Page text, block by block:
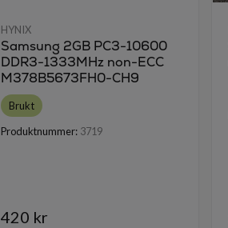
HYNIX
Samsung 2GB PC3-10600
DDR3-1333MHz non-ECC
M378B5673FH0-CH9
Brukt
Produktnummer: 3719
420 kr